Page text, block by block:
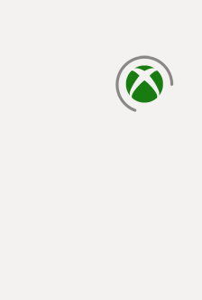
chargement en cours